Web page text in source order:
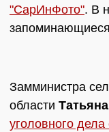
"СарИнФото". В
Замминистра
области
уголовного